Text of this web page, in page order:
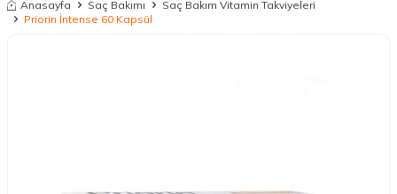
Anasayfa Saç Bakımı
Saç Bakım Vitamin Takviyeleri
Priorin İntense 60 Kapsül